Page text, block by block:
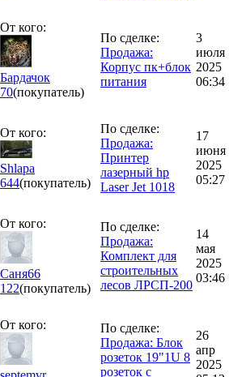
От кого:
Бардачок
70(покупатель)
По сделке:
Продажа:
Корпус пк+блок
питания
3
июля
2025
06:34
От кого:
Shlapa
644(покупатель)
По сделке:
Продажа:
Принтер
лазерный hp
Laser Jet 1018
17
июня
2025
05:27
От кого:
Саня66
122(покупатель)
По сделке:
Продажа:
Комплект для
строительных
лесов ЛРСП-200
14
мая
2025
03:46
От кого:
По сделке:
Продажа: Блок
розеток 19"1U 8
розеток с
26
апр
2025